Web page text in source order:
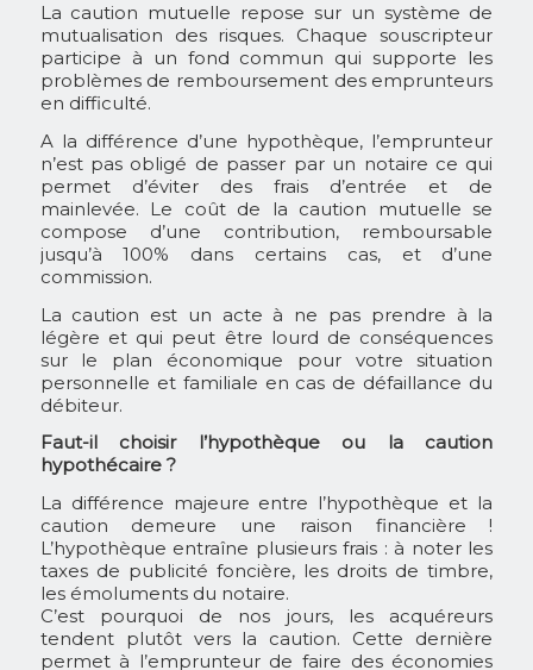
La caution mutuelle repose sur un système de
mutualisation des risques. Chaque souscripteur
participe à un fond commun qui supporte les
problèmes de remboursement des emprunteurs
en difficulté.
A la différence d’une hypothèque, l’emprunteur
n’est pas obligé de passer par un notaire ce qui
permet d’éviter des frais d’entrée et de
mainlevée. Le coût de la caution mutuelle se
compose d’une contribution, remboursable
jusqu’à 100% dans certains cas, et d’une
commission.
La caution est un acte à ne pas prendre à la
légère et qui peut être lourd de conséquences
sur le plan économique pour votre situation
personnelle et familiale en cas de défaillance du
débiteur.
Faut-il choisir l’hypothèque ou la caution
hypothécaire ?
La différence majeure entre l’hypothèque et la
caution demeure une raison financière !
L’hypothèque entraîne plusieurs frais : à noter les
taxes de publicité foncière, les droits de timbre,
les émoluments du notaire.
C’est pourquoi de nos jours, les acquéreurs
tendent plutôt vers la caution. Cette dernière
permet à l’emprunteur de faire des économies